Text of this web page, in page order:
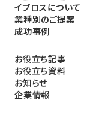
イプロスについて
業種別のご提案
成功事例
お役立ち記事
お役立ち資料
お知らせ
企業情報